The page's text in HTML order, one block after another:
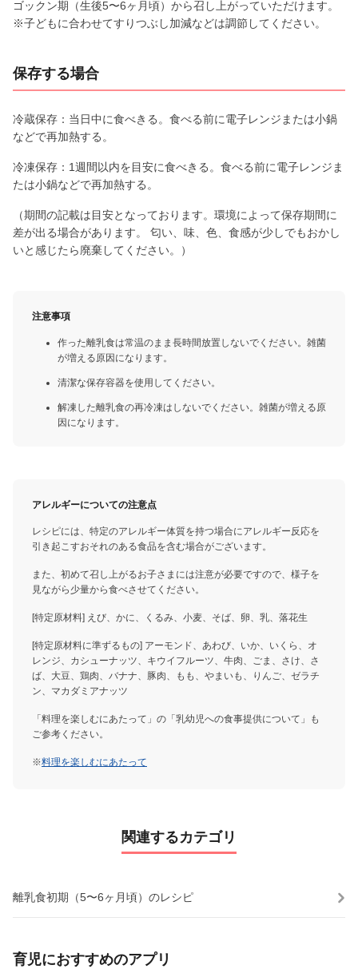
ゴックン期（生後5〜6ヶ月頃）から召し上がっていただけます。
※子どもに合わせてすりつぶし加減などは調節してください。
保存する場合
冷蔵保存：当日中に食べきる。食べる前に電子レンジまたは小鍋
などで再加熱する。
冷凍保存：1週間以内を目安に食べきる。食べる前に電子レンジま
たは小鍋などで再加熱する。
（期間の記載は目安となっております。環境によって保存期間に
差が出る場合があります。 匂い、味、色、食感が少しでもおかし
いと感じたら廃棄してください。）
注意事項
作った離乳食は常温のまま長時間放置しないでください。雑菌
が増える原因になります。
清潔な保存容器を使用してください。
解凍した離乳食の再冷凍はしないでください。雑菌が増える原
因になります。
アレルギーについての注意点
レシピには、特定のアレルギー体質を持つ場合にアレルギー反応を
引き起こすおそれのある食品を含む場合がございます。
また、初めて召し上がるお子さまには注意が必要ですので、様子を
見ながら少量から食べさせてください。
[特定原材料] えび、かに、くるみ、小麦、そば、卵、乳、落花生
[特定原材料に準ずるもの] アーモンド、あわび、いか、いくら、オ
レンジ、カシューナッツ、キウイフルーツ、牛肉、ごま、さけ、さ
ば、大豆、鶏肉、バナナ、豚肉、もも、やまいも、りんご、ゼラチ
ン、マカダミアナッツ
「料理を楽しむにあたって」の「乳幼児への食事提供について」も
ご参考ください。
※料理を楽しむにあたって
関連するカテゴリ
離乳食初期（5〜6ヶ月頃）のレシピ
育児におすすめのアプリ